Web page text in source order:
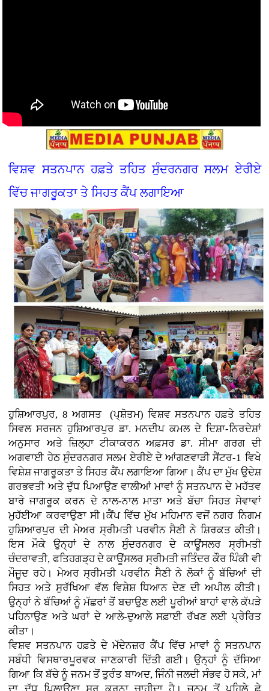
ਵਿਸ਼ਵ ਸਤਨਪਾਨ ਹਫ਼ਤੇ ਤਹਿਤ ਸੁੰਦਰਨਗਰ ਸਲਮ ਏਰੀਏ
ਵਿੱਚ ਜਾਗਰੂਕਤਾ ਤੇ ਸਿਹਤ ਕੈਂਪ ਲਗਾਇਆ
ਹੁਸ਼ਿਆਰਪੁਰ, 8 ਅਗਸਤ (ਪ੍ਸ਼ੋਤਮ) ਵਿਸ਼ਵ ਸਤਨਪਾਨ ਹਫ਼ਤੇ ਤਹਿਤ
ਸਿਵਲ ਸਰਜਨ ਹੁਸ਼ਿਆਰਪੁਰ ਡਾ. ਮਨਦੀਪ ਕਮਲ ਦੇ ਦਿਸ਼ਾ-ਨਿਰਦੇਸ਼ਾਂ
ਅਨੁਸਾਰ ਅਤੇ ਜ਼ਿਲ੍ਹਾ ਟੀਕਾਕਰਨ ਅਫ਼ਸਰ ਡਾ. ਸੀਮਾ ਗਰਗ ਦੀ
ਅਗਵਾਈ ਹੇਠ ਸੁੰਦਰਨਗਰ ਸਲਮ ਏਰੀਏ ਦੇ ਆਂਗਣਵਾੜੀ ਸੈਂਟਰ-1 ਵਿਖੇ
ਵਿਸ਼ੇਸ਼ ਜਾਗਰੂਕਤਾ ਤੇ ਸਿਹਤ ਕੈਂਪ ਲਗਾਇਆ ਗਿਆ। ਕੈਂਪ ਦਾ ਮੁੱਖ ਉਦੇਸ਼
ਗਰਭਵਤੀ ਅਤੇ ਦੁੱਧ ਪਿਆਉਣ ਵਾਲੀਆਂ ਮਾਵਾਂ ਨੂੰ ਸਤਨਪਾਨ ਦੇ ਮਹੱਤਵ
ਬਾਰੇ ਜਾਗਰੂਕ ਕਰਨ ਦੇ ਨਾਲ-ਨਾਲ ਮਾਤਾ ਅਤੇ ਬੱਚਾ ਸਿਹਤ ਸੇਵਾਵਾਂ
ਮੁਹੱਈਆ ਕਰਵਾਉਣਾ ਸੀ।ਕੈਂਪ ਵਿੱਚ ਮੁੱਖ ਮਹਿਮਾਨ ਵਜੋਂ ਨਗਰ ਨਿਗਮ
ਹੁਸ਼ਿਆਰਪੁਰ ਦੀ ਮੇਅਰ ਸ੍ਰੀਮਤੀ ਪਰਵੀਨ ਸੈਣੀ ਨੇ ਸ਼ਿਰਕਤ ਕੀਤੀ।
ਇਸ ਮੌਕੇ ਉਨ੍ਹਾਂ ਦੇ ਨਾਲ ਸੁੰਦਰਨਗਰ ਦੇ ਕਾਊਂਸਲਰ ਸ੍ਰੀਮਤੀ
ਚੰਦਰਾਵਤੀ, ਫਤਿਹਗੜ੍ਹ ਦੇ ਕਾਊਂਸਲਰ ਸ੍ਰੀਮਤੀ ਜਤਿੰਦਰ ਕੌਰ ਪਿੰਕੀ ਵੀ
ਮੌਜੂਦ ਰਹੇ। ਮੇਅਰ ਸ੍ਰੀਮਤੀ ਪਰਵੀਨ ਸੈਣੀ ਨੇ ਲੋਕਾਂ ਨੂੰ ਬੱਚਿਆਂ ਦੀ
ਸਿਹਤ ਅਤੇ ਸੁਰੱਖਿਆ ਵੱਲ ਵਿਸ਼ੇਸ਼ ਧਿਆਨ ਦੇਣ ਦੀ ਅਪੀਲ ਕੀਤੀ।
ਉਨ੍ਹਾਂ ਨੇ ਬੱਚਿਆਂ ਨੂੰ ਮੱਛਰਾਂ ਤੋਂ ਬਚਾਉਣ ਲਈ ਪੂਰੀਆਂ ਬਾਹਾਂ ਵਾਲੇ ਕੱਪੜੇ
ਪਹਿਨਾਉਣ ਅਤੇ ਘਰਾਂ ਦੇ ਆਲੇ-ਦੁਆਲੇ ਸਫ਼ਾਈ ਰੱਖਣ ਲਈ ਪ੍ਰੇਰਿਤ
ਕੀਤਾ।
ਵਿਸ਼ਵ ਸਤਨਪਾਨ ਹਫ਼ਤੇ ਦੇ ਮੱਦੇਨਜ਼ਰ ਕੈਂਪ ਵਿੱਚ ਮਾਵਾਂ ਨੂੰ ਸਤਨਪਾਨ
ਸਬੰਧੀ ਵਿਸਥਾਰਪੂਰਵਕ ਜਾਣਕਾਰੀ ਦਿੱਤੀ ਗਈ। ਉਨ੍ਹਾਂ ਨੂੰ ਦੱਸਿਆ
ਗਿਆ ਕਿ ਬੱਚੇ ਨੂੰ ਜਨਮ ਤੋਂ ਤੁਰੰਤ ਬਾਅਦ, ਜਿੰਨੀ ਜਲਦੀ ਸੰਭਵ ਹੋ ਸਕੇ, ਮਾਂ
ਦਾ ਦੁੱਧ ਪਿਲਾਉਣਾ ਸ਼ੁਰੂ ਕਰਨਾ ਚਾਹੀਦਾ ਹੈ। ਜਨਮ ਤੋਂ ਪਹਿਲੇ ਛੇ